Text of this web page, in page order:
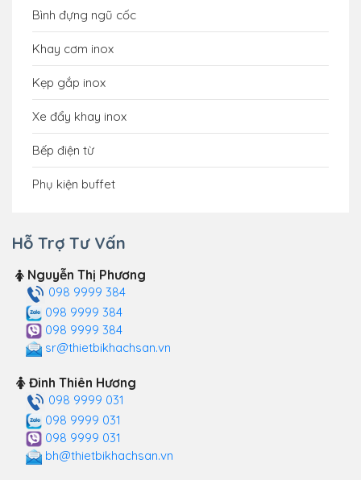
Bình đựng ngũ cốc
Khay cơm inox
Kẹp gắp inox
Xe đẩy khay inox
Bếp điện từ
Phụ kiện buffet
Hỗ Trợ Tư Vấn
Nguyễn Thị Phương
098 9999 384
098 9999 384
098 9999 384
sr@thietbikhachsan.vn
Đinh Thiên Hương
098 9999 031
098 9999 031
098 9999 031
bh@thietbikhachsan.vn